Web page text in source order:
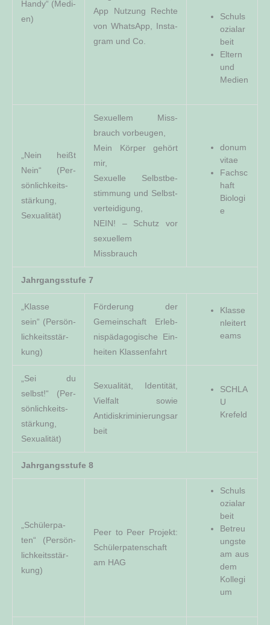
Han­dy“ (Medi­
en)
App Nut­zung Rech­te
von Whats­App, Insta­
gram und Co.
Schul­s
o­zi­al­ar
­beit
Eltern
und
Medien
„Nein heißt
Nein“ (Per­
sön­lich­keits­
stär­kung,
Sexualität)
Sexu­el­lem Miss­
brauch vor­beu­gen,
Mein Kör­per gehört
mir,
Sexu­el­le Selbst­be­
stim­mung und Selbst­
ver­tei­di­gung,
NEIN! – Schutz vor
sexu­el­lem
Missbrauch
donum
vitae
Fach­sc
haft
Biologi
e
Jahr­gangs­stu­fe 7
„Klas­se
sein“ (Per­sön­
lich­keits­stär­
kung)
För­de­rung der
Gemein­schaft Erleb­
nis­päd­ago­gi­sche Ein­
hei­ten Klassenfahrt
Klas­se
n­lei­ter­t
eams
„Sei du
selbst!“ (Per­
sön­lich­keits­
stär­kung,
Sexualität)
Sexua­li­tät, Iden­ti­tät,
Viel­falt sowie
Antidiskriminierungsar
beit
SCHLA
U
Kre­feld
Jahr­gangs­stu­fe 8
„Schü­ler­pa­
ten“ (Per­sön­
lich­keits­stär­
kung)
Peer to Peer Pro­jekt:
Schü­ler­pa­ten­schaft
am HAG
Schul­s
o­zi­al­ar
­beit
Betreu
­ungs­te
am aus
dem
Kollegi
um